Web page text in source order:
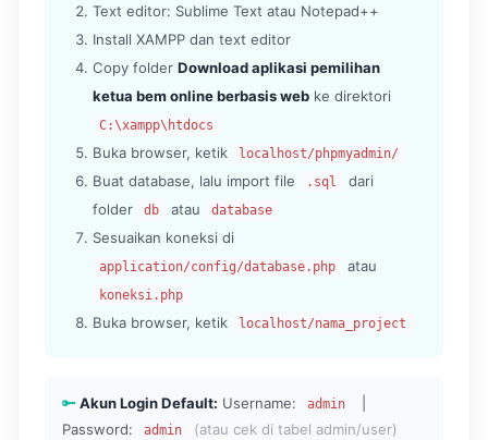
Text editor: Sublime Text atau Notepad++
Install XAMPP dan text editor
Copy folder Download aplikasi pemilihan
ketua bem online berbasis web ke direktori
C:\xampp\htdocs
Buka browser, ketik localhost/phpmyadmin/
Buat database, lalu import file .sql
dari
folder
db atau database
Sesuaikan koneksi di
application/config/database.php atau
koneksi.php
Buka browser, ketik localhost/nama_project
Akun Login Default: Username: admin
Password:
admin (atau cek di tabel admin/user)